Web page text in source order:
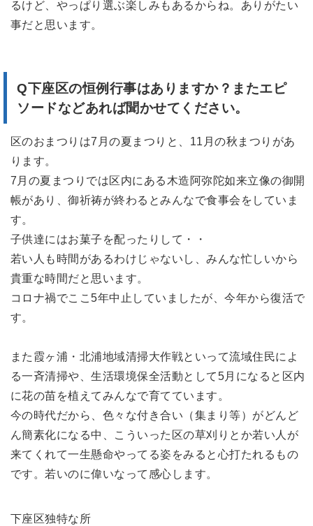
るけど、やっぱり選ぶ楽しみもあるからね。ありがたい
事だと思います。
Q下座区の恒例行事はありますか？またエピ
ソードなどあれば聞かせてください。
区のおまつりは7月の夏まつりと、11月の秋まつりがあ
ります。
7月の夏まつりでは区内にある木造阿弥陀如来立像の御開
帳があり、御祈祷が終わるとみんなで食事会をしていま
す。
子供達にはお菓子を配ったりして・・
若い人も時間があるわけじゃないし、みんな忙しいから
貴重な時間だと思います。
コロナ禍でここ5年中止していましたが、今年から復活で
す。
また霞ヶ浦・北浦地域清掃大作戦といって流域住民によ
る一斉清掃や、生活環境保全活動として5月になると区内
に花の苗を植えてみんなで育てています。
今の時代だから、色々な付き合い（集まり等）がどんど
ん簡素化になる中、こういった区の草刈りとか若い人が
来てくれて一生懸命やってる姿をみると心打たれるもの
です。若いのに偉いなって感心します。
下座区独特な所